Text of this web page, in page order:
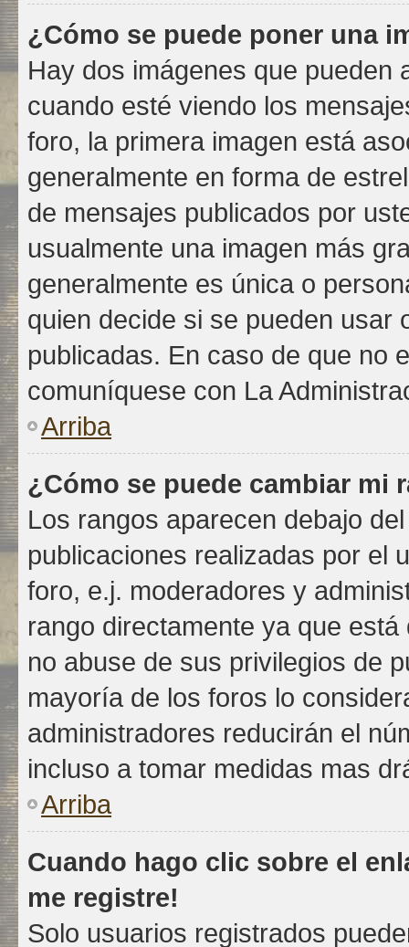
¿Cómo se puede poner una
Hay dos imágenes que pueden
cuando esté viendo los
foro, la primera imagen está
generalmente en forma de
de mensajes publicados por
usualmente una imagen más
generalmente es única o
quien decide si se pueden usar
publicadas. En caso de que no
comuníquese con La
Arriba
¿Cómo se puede cambiar mi
Los rangos aparecen debajo
publicaciones realizadas por el
foro, e.j. moderadores y
rango directamente ya que
no abuse de sus privilegios de
mayoría de los foros lo
administradores reducirán el
incluso a tomar medidas mas
Arriba
Cuando hago clic sobre el
me registre!
Solo usuarios registrados